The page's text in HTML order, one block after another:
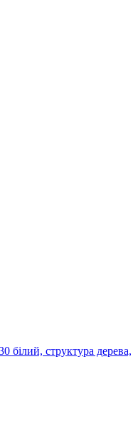
білий, структура дерева,